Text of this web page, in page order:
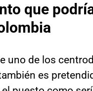
que
uno de los
es